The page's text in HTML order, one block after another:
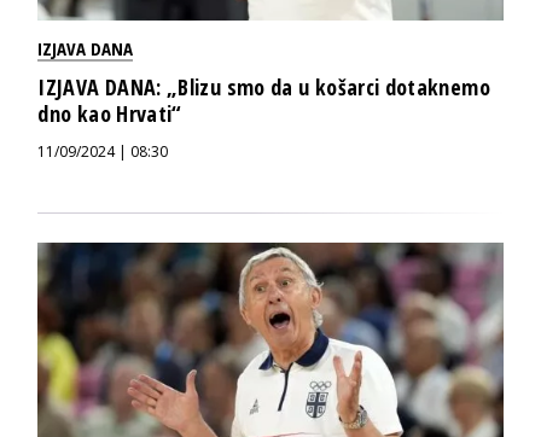
IZJAVA DANA
IZJAVA DANA: „Blizu smo da u košarci dotaknemo
dno kao Hrvati“
11/09/2024 | 08:30